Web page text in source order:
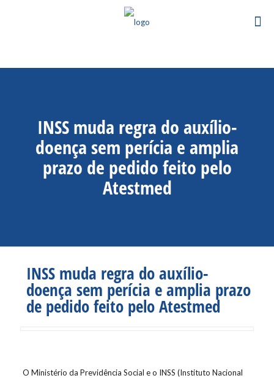
INSS muda regra do auxílio-
doença sem perícia e amplia
prazo de pedido feito pelo
Atestmed
INSS muda regra do auxílio-
doença sem perícia e amplia prazo
de pedido feito pelo Atestmed
O Ministério da Previdência Social e o INSS (Instituto Nacional